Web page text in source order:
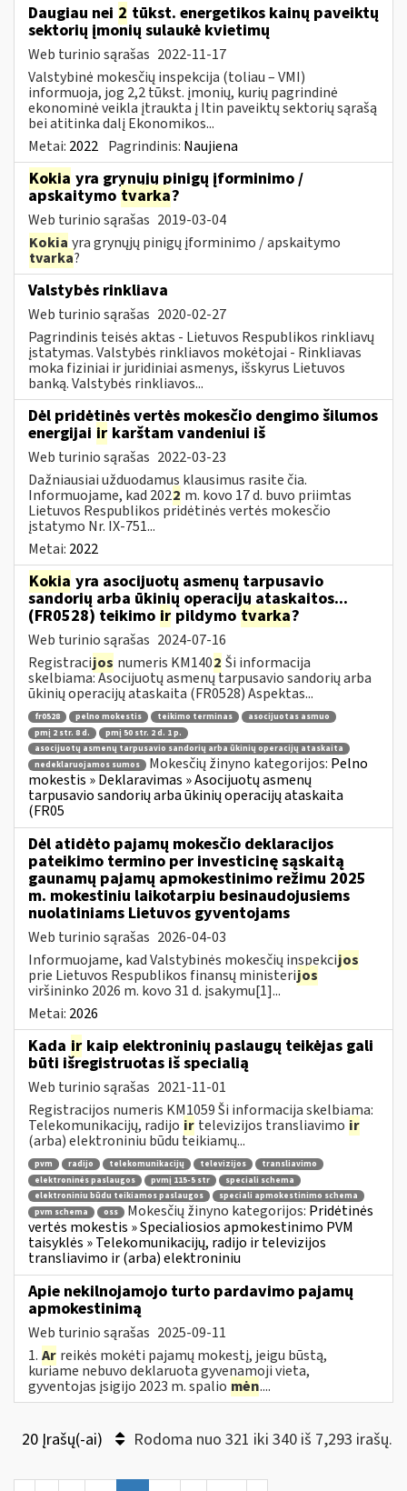
Daugiau nei 2 tūkst. energetikos kainų paveiktų
sektorių įmonių sulaukė kvietimų
Web turinio sąrašas 2022-11-17
Valstybinė mokesčių inspekcija (toliau – VMI)
informuoja, jog 2,2 tūkst. įmonių, kurių pagrindinė
ekonominė veikla įtraukta į Itin paveiktų sektorių sąrašą
bei atitinka dalį Ekonomikos...
Metai: 2022 Pagrindinis: Naujiena
Kokia yra grynųjų pinigų įforminimo /
apskaitymo tvarka?
Web turinio sąrašas 2019-03-04
Kokia yra grynųjų pinigų įforminimo / apskaitymo
tvarka?
Valstybės rinkliava
Web turinio sąrašas 2020-02-27
Pagrindinis teisės aktas - Lietuvos Respublikos rinkliavų
įstatymas. Valstybės rinkliavos mokėtojai - Rinkliavas
moka fiziniai ir juridiniai asmenys, išskyrus Lietuvos
banką. Valstybės rinkliavos...
Dėl pridėtinės vertės mokesčio dengimo šilumos
energijai ir karštam vandeniui iš
Web turinio sąrašas 2022-03-23
Dažniausiai užduodamus klausimus rasite čia.
Informuojame, kad 2022 m. kovo 17 d. buvo priimtas
Lietuvos Respublikos pridėtinės vertės mokesčio
įstatymo Nr. IX-751...
Metai: 2022
Kokia yra asocijuotų asmenų tarpusavio
sandorių arba ūkinių operacijų ataskaitos...
(FR0528) teikimo ir pildymo tvarka?
Web turinio sąrašas 2024-07-16
Registracijos numeris KM1402 Ši informacija
skelbiama: Asocijuotų asmenų tarpusavio sandorių arba
ūkinių operacijų ataskaita (FR0528) Aspektas...
fr0528 pelno mokestis teikimo terminas
asocijuotas asmuo
pmį 2 str. 8 d.
pmį 50 str. 2 d. 1 p.
asocijuotų asmenų tarpusavio sandorių arba ūkinių operacijų ataskaita
nedeklaruojamos sumos
Mokesčių žinyno kategorijos: Pelno
mokestis » Deklaravimas » Asocijuotų asmenų
tarpusavio sandorių arba ūkinių operacijų ataskaita
(FR05
Dėl atidėto pajamų mokesčio deklaracijos
pateikimo termino per investicinę sąskaitą
gaunamų pajamų apmokestinimo režimu 2025
m. mokestiniu laikotarpiu besinaudojusiems
nuolatiniams Lietuvos gyventojams
Web turinio sąrašas 2026-04-03
Informuojame, kad Valstybinės mokesčių inspekcijos
prie Lietuvos Respublikos finansų ministerijos
viršininko 2026 m. kovo 31 d. įsakymu[1]...
Metai: 2026
Kada ir kaip elektroninių paslaugų teikėjas gali
būti išregistruotas iš specialią
Web turinio sąrašas 2021-11-01
Registracijos numeris KM1059 Ši informacija skelbiama:
Telekomunikacijų, radijo ir televizijos transliavimo ir
(arba) elektroniniu būdu teikiamų...
pvm radijo telekomunikacijų televizijos
transliavimo
elektroninės paslaugos
pvmį 115-5 str
speciali schema
elektroniniu būdu teikiamos paslaugos
speciali apmokestinimo schema
pvm schema
oss Mokesčių žinyno kategorijos: Pridėtinės
vertės mokestis » Specialiosios apmokestinimo PVM
taisyklės » Telekomunikacijų, radijo ir televizijos
transliavimo ir (arba) elektroniniu
Apie nekilnojamojo turto pardavimo pajamų
apmokestinimą
Web turinio sąrašas 2025-09-11
1. Ar reikės mokėti pajamų mokestį, jeigu būstą,
kuriame nebuvo deklaruota gyvenamoji vieta,
gyventojas įsigijo 2023 m. spalio mėn....
20 Įrašų(-ai) Rodoma nuo 321 iki 340 iš 7,293 irašų.